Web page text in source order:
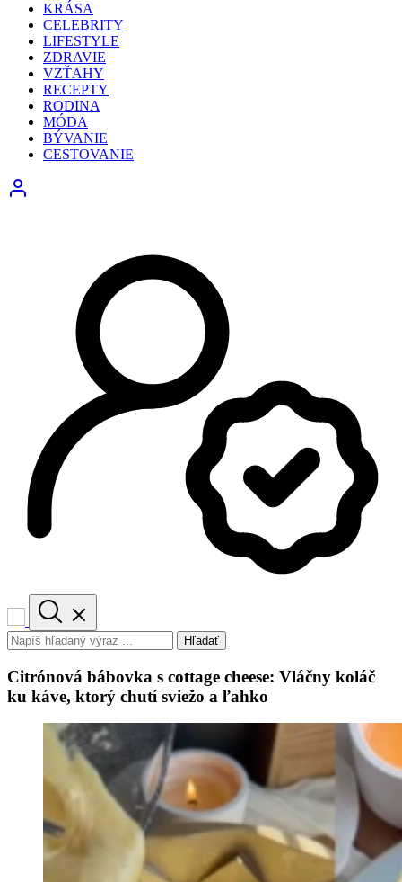
KRÁSA
CELEBRITY
LIFESTYLE
ZDRAVIE
VZŤAHY
RECEPTY
RODINA
MÓDA
BÝVANIE
CESTOVANIE
Hľadať
Citrónová bábovka s cottage cheese: Vláčny koláč
ku káve, ktorý chutí sviežo a ľahko